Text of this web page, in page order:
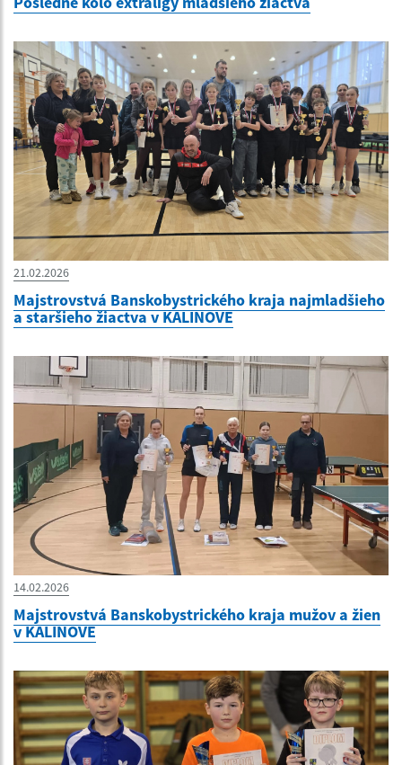
21.02.2026
Majstrovstvá Banskobystrického kraja najmladšieho
a staršieho žiactva v KALINOVE
14.02.2026
Majstrovstvá Banskobystrického kraja mužov a žien
v KALINOVE